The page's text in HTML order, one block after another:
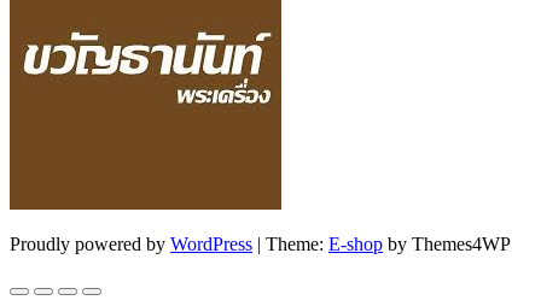
Proudly powered by WordPress | Theme: E-shop by Themes4WP